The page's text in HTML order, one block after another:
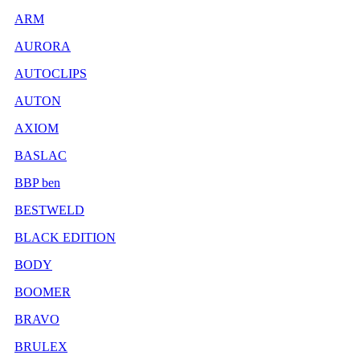
ARM
AURORA
AUTOCLIPS
AUTON
AXIOM
BASLAC
BBP ben
BESTWELD
BLACK EDITION
BODY
BOOMER
BRAVO
BRULEX